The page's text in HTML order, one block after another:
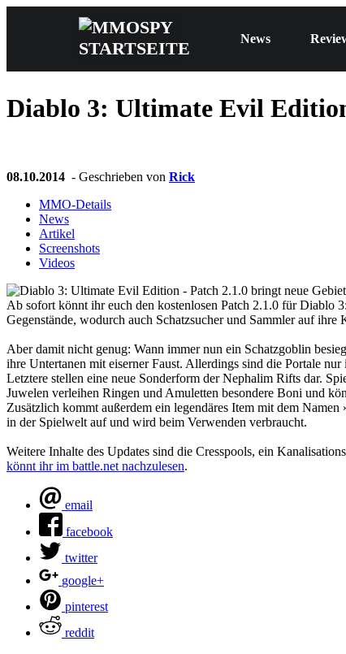
News
Diablo 3: Ultimate Evil
08.10.2014 - Geschrieben von Rick
MMO-Details
News
Artikel
Screenshots
Videos
Ab sofort könnt ihr euch den kostenlosen Patch 2.1.0 für Diablo
Gegenstände, wodurch auch Schatzsucher und Sammler auf ihre
Aber damit nicht genug: Wann immer nun ein Schatzgoblin
ihre Untertanen mit eiserner Faust. Allerdings sind die Portale
Letztere stellen eine neue Sonderform der Nephalim Rifts dar.
Juwelen verleihen Ringen und Amuletten besondere Boni und
Zusätzlich kommt außerdem ein legendäres Item mit dem
in der Spielwelt auf und wird beim Verwenden verbraucht.
Weitere Inhalte des Updates sind die Cresspools, ein
könnt ihr im battle.net nachzulesen.
email
facebook
twitter
google+
pinterest
reddit